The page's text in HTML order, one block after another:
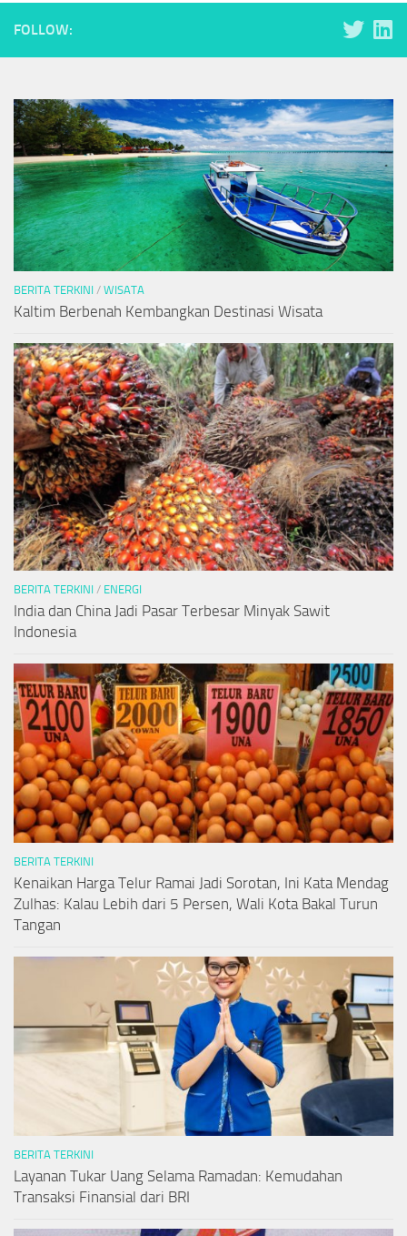
FOLLOW:
BERITA TERKINI / WISATA
Kaltim Berbenah Kembangkan Destinasi Wisata
BERITA TERKINI / ENERGI
India dan China Jadi Pasar Terbesar Minyak Sawit
Indonesia
BERITA TERKINI
Kenaikan Harga Telur Ramai Jadi Sorotan, Ini Kata Mendag
Zulhas: Kalau Lebih dari 5 Persen, Wali Kota Bakal Turun
Tangan
BERITA TERKINI
Layanan Tukar Uang Selama Ramadan: Kemudahan
Transaksi Finansial dari BRI